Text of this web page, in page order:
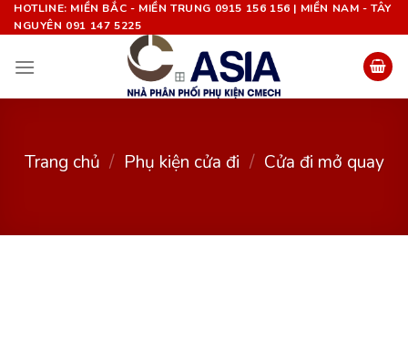
Chuyển
đến
dung
HOTLINE: MIỀN BẮC - MIỀN TRUNG 0915 156 156 | MIỀN NAM - TÂY
NGUYÊN 091 147 5225
Trang chủ / Phụ kiện cửa đi / Cửa đi mở quay